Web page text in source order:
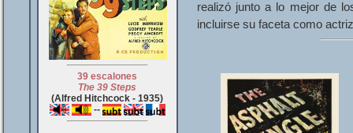
39 escalones
The 39 Steps
(Alfred Hitchcock - 1935)
--
realizó junto a lo mejor de
incluirse su faceta como